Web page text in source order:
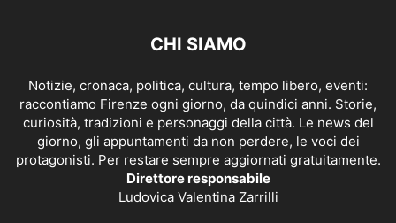
CHI SIAMO
Notizie, cronaca, politica, cultura, tempo libero, eventi:
raccontiamo Firenze ogni giorno, da quindici anni. Storie,
curiosità, tradizioni e personaggi della città. Le news del
giorno, gli appuntamenti da non perdere, le voci dei
protagonisti. Per restare sempre aggiornati gratuitamente.
Direttore responsabile
Ludovica Valentina Zarrilli